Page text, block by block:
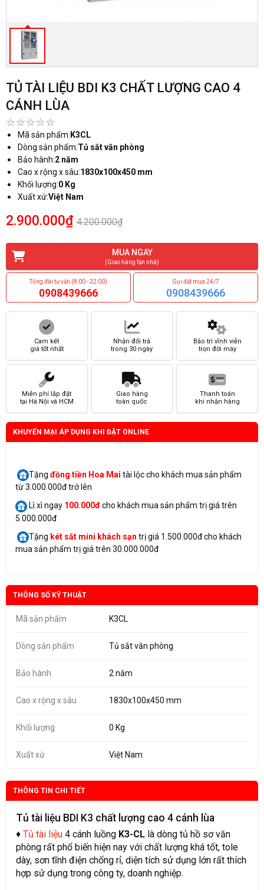
TỦ TÀI LIỆU BDI K3 CHẤT LƯỢNG CAO 4
CÁNH LÙA
Mã sản phẩm: K3CL
Dòng sản phẩm:Tủ sắt văn phòng
Bảo hành:2 năm
Cao x rộng x sâu:1830x100x450 mm
Khối lượng:0 Kg
Xuất xứ:Việt Nam
2.900.000₫ 4.200.000₫
MUA NGAY
(Giao hàng tận nhà)
Tổng đài tư vấn (8:00 - 22:00)
0908439666
Gọi đặt mua 24/7
0908439666
Cam kết
giá tốt nhất
Nhận đổi trả
trong 30 ngày
Bảo trì vĩnh viễn
trọn đời máy
Miễn phí lắp đặt
tại Hà Nội và HCM
Giao hàng
toàn quốc
Thanh toán
khi nhận hàng
KHUYẾN MẠI ÁP DỤNG KHI ĐẶT ONLINE
Tặng đồng tiền Hoa Mai tài lộc cho khách mua sản phẩm
từ 3.000.000đ trở lên
Lì xì ngay 100.000đcho khách mua sản phẩm trị giá trên
5.000.000đ
Tặng két sắt mini khách sạn trị giá 1.500.000đ cho khách
mua sản phẩm trị giá trên 30.000.000đ
THÔNG TIN CHI TIẾT
Tủ tài liệu BDI K3 chất lượng cao 4 cánh lùa
♦ Tủ tài liệu 4 cánh luồng K3-CL là dòng tủ hồ sơ văn
phòng rất phổ biến hiện nay với chất lượng khá tốt, tole
dày, sơn tĩnh điện chống rỉ, diện tích sử dụng lớn rất thích
hợp sử dụng trong công ty, doanh nghiệp.
THÔNG SỐ KỸ THUẬT
Mã sản phẩm K3CL
Dòng sản phẩm Tủ sắt văn phòng
Bảo hành 2 năm
Cao x rộng x sâu 1830x100x450 mm
Khối lượng 0 Kg
Xuất xứ Việt Nam